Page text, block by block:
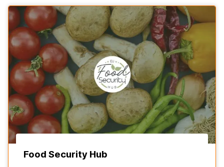
Food Security Hub